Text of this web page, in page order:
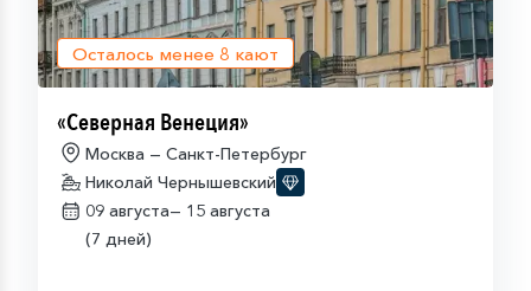
Осталось менее 8 кают
«Северная Венеция»
Москва — Санкт-Петербург
Николай Чернышевский
09 августа— 15 августа
(7 дней)